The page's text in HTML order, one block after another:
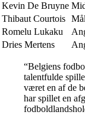
Kevin De Bruyne
Thibaut Courtois
Romelu Lukaku
Dries Mertens
“Belgiens
talentfulde
været en af de
har spillet en